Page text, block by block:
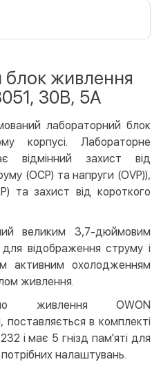
Безкоштовно
живлення
30B, 5A
лабораторний блок
корпусі. Лабораторне
відмінний захист від
(OCP) та напруги (OVP)),
та захист від короткого
великим 3,7-дюймовим
відображення струму і
активним охолодженням
живлення.
живлення OWON
поставляється в комплекті
і має 5 гнізд пам'яті для
налаштувань.